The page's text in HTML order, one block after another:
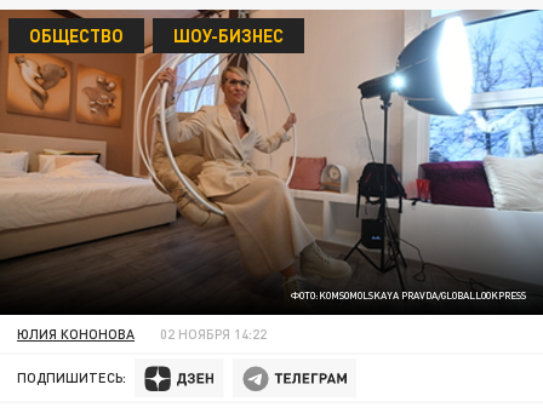
ФОТО:KOMSOMOLSKAYA PRAVDA/GLOBALLOOKPRESS
ОБЩЕСТВО ШОУ-БИЗНЕС
ЮЛИЯ КОНОНОВА 02 НОЯБРЯ 14:22
ПОДПИШИТЕСЬ: